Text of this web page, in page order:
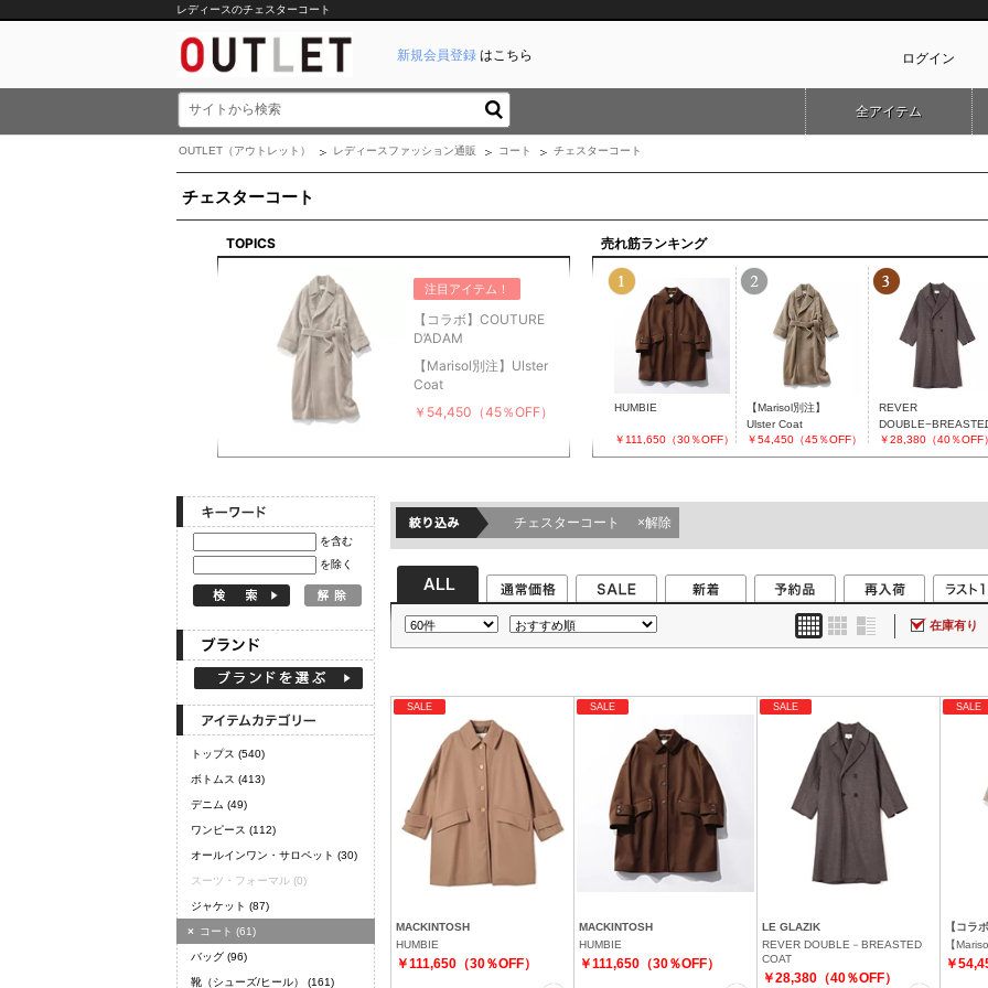
レディースのチェスターコート
新規会員登録 はこちら ログイン
カ
全アイテム
OUTLET（アウトレット） レディースファッション通販 コート チェスターコート
チェスターコート
TOPICS
注目アイテム！
【コラボ】COUTURE
D’ADAM
【Marisol別注】Ulster
Coat
￥54,450（45％OFF）
売れ筋ランキング
HUMBIE
￥111,650（30％OFF）
【Marisol別注】
Ulster Coat
￥54,450（45％OFF）
REVER
COAT
￥28,380（40％OFF
を含む
を除く
トップス (540)
ボトムス (413)
デニム (49)
ワンピース (112)
オールインワン・サロペット (30)
スーツ・フォーマル (0)
ジャケット (87)
× コート (61)
バッグ (96)
靴（シューズ/ヒール） (161)
チェスターコート ×解除
在庫有り
SALE
MACKINTOSH
HUMBIE
￥111,650（30％OFF）
SALE
MACKINTOSH
HUMBIE
￥111,650（30％OFF）
SALE
LE GLAZIK
REVER DOUBLE－BREASTED
COAT
￥28,380（40％OFF）
SALE
【コラ
【
￥